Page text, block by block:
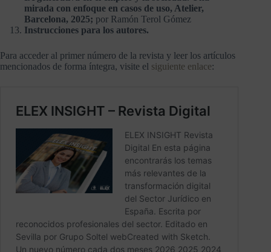
mirada con enfoque en casos de uso, Atelier,
Barcelona, 2025; por Ramón Terol Gómez
Instrucciones para los autores.
Para acceder al primer número de la revista y leer los artículos
mencionados de forma íntegra, visite el siguiente enlace: